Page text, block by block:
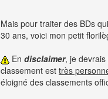
Mais pour traiter des BDs
30 ans, voici mon petit
En disclaimer, je
classement est très
éloigné des classements